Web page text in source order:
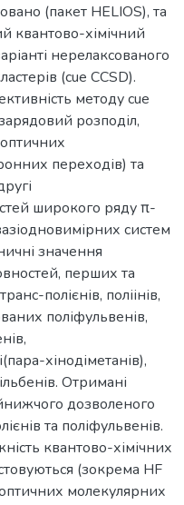
(пакет HELIOS), та
квантово-хімічний
нерелаксованого
(cue CCSD).
методу cue
розподіл,
переходів) та
широкого ряду π-
систем
значення
перших та
полієнів, поліінів,
поліфульвенів,
хінодіметанів),
Отримані
дозволеного
та поліфульвенів.
квантово-хімічних
(зокрема HF
молекулярних